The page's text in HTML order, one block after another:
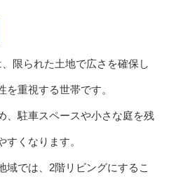
限られた土地で広さを確保し
重視する世帯です。
、駐車スペースや小さな庭を残
すくなります。
域では、2階リビングにするこ